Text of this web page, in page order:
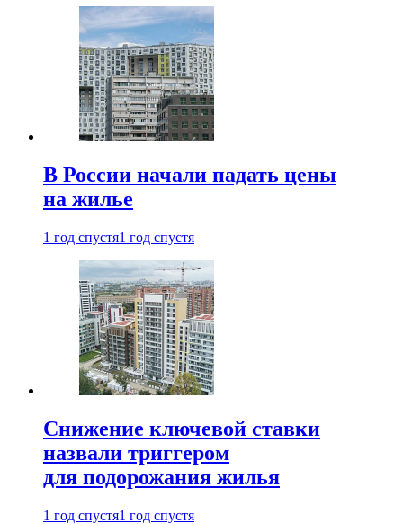
В России начали падать цены
на жилье
1 год спустя1 год спустя
Снижение ключевой ставки
назвали триггером
для подорожания жилья
1 год спустя1 год спустя